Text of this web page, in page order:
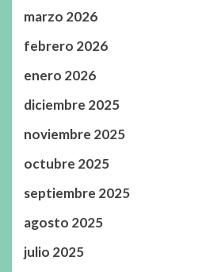
marzo 2026
febrero 2026
enero 2026
diciembre 2025
noviembre 2025
octubre 2025
septiembre 2025
agosto 2025
julio 2025